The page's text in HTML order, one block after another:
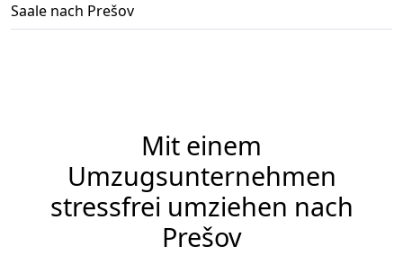
Saale nach Prešov
Mit einem
Umzugsunternehmen
stressfrei umziehen nach
Prešov